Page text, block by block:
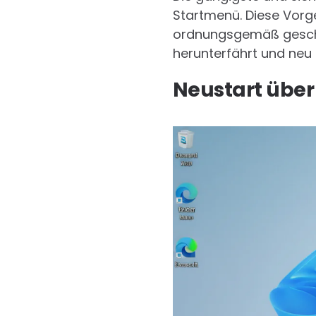
Startmenü. Diese
ordnungsgemäß
herunterfährt und
Neustart über